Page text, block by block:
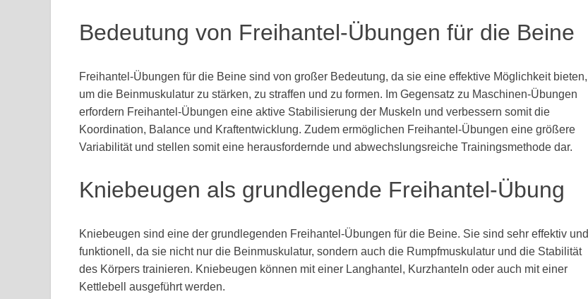
Bedeutung von Freihantel-Übungen für die Beine
Freihantel-Übungen für die Beine sind von großer Bedeutung, da sie eine effektive Möglichkeit bieten,
um die Beinmuskulatur zu stärken, zu straffen und zu formen. Im Gegensatz zu Maschinen-Übungen
erfordern Freihantel-Übungen eine aktive Stabilisierung der Muskeln und verbessern somit die
Koordination, Balance und Kraftentwicklung. Zudem ermöglichen Freihantel-Übungen eine größere
Variabilität und stellen somit eine herausfordernde und abwechslungsreiche Trainingsmethode dar.
Kniebeugen als grundlegende Freihantel-Übung
Kniebeugen sind eine der grundlegenden Freihantel-Übungen für die Beine. Sie sind sehr effektiv und
funktionell, da sie nicht nur die Beinmuskulatur, sondern auch die Rumpfmuskulatur und die Stabilität
des Körpers trainieren. Kniebeugen können mit einer Langhantel, Kurzhanteln oder auch mit einer
Kettlebell ausgeführt werden.